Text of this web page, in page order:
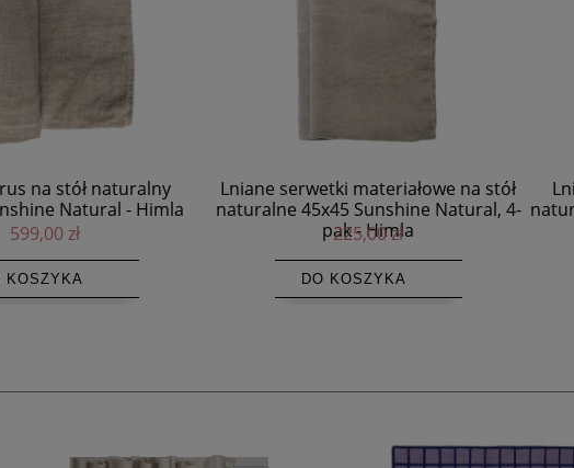
Lniane serwetki materiałowe na stół
naturalne 45x45 Sunshine Natural, 4-
Lniane zasłony na taśmie
naturalny Sunshine